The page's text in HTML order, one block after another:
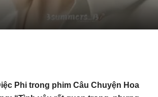
Phi trong phim Câu Chuyện Hoa